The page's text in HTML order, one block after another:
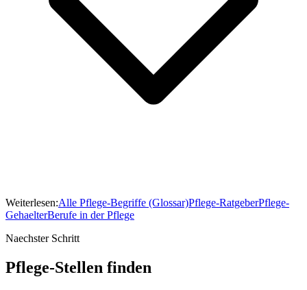
Weiterlesen:Alle Pflege-Begriffe (Glossar)Pflege-RatgeberPflege-
GehaelterBerufe in der Pflege
Naechster Schritt
Pflege-Stellen finden